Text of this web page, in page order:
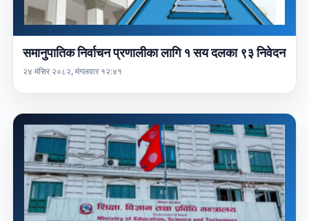
समानुपातिक निर्वाचन प्रणालीका लागि १ सय दलका ९३ निवेदन
२४ मंसिर २०८२, मंगलवार १२:४१